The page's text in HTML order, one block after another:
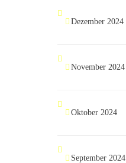
Dezember 2024
November 2024
Oktober 2024
September 2024